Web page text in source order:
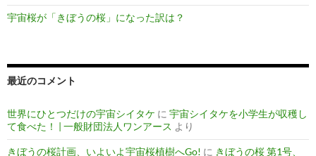
宇宙桜が「きぼうの桜」になった訳は？
最近のコメント
世界にひとつだけの宇宙シイタケ に 宇宙シイタケを小学生が収穫し
て食べた！ | 一般財団法人ワンアース より
きぼうの桜計画、いよいよ宇宙桜植樹へGo! に きぼうの桜 第1号、